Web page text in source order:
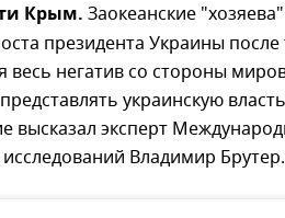
Крым. Заокеанские "хозяева"
президента Украины после
весь негатив со стороны
украинскую
высказал эксперт
Владимир Брутер.